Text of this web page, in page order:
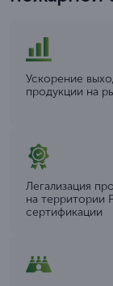
Ускорение
продукции на
Легализация
на территории
сертификации